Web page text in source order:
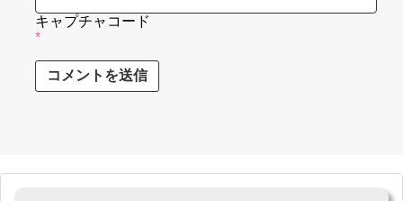
キャプチャコード
*